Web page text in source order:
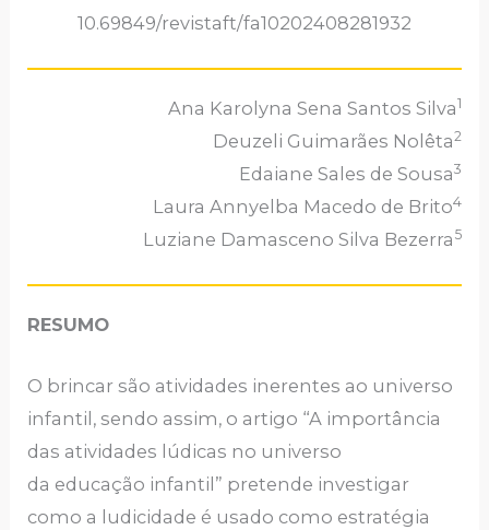
10.69849/revistaft/fa10202408281932
Ana Karolyna Sena Santos Silva1
Deuzeli Guimarães Nolêta2
Edaiane Sales de Sousa3
Laura Annyelba Macedo de Brito4
Luziane Damasceno Silva Bezerra 5
RESUMO
O brincar são atividades inerentes ao universo
infantil, sendo assim, o artigo “A importância
das atividades lúdicas no universo
da educação infantil” pretende investigar
como a ludicidade é usado como estratégia